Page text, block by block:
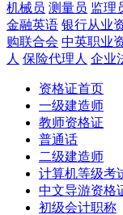
机械员 测量员 监理
金融英语 银行从业
购联合会 中英职业
人 保险代理人 企业
资格证首页
一级建造师
教师资格证
普通话
二级建造师
计算机等级考
中文导游资格
初级会计职称